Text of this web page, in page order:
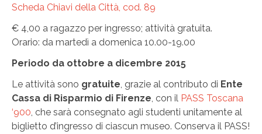
Scheda Chiavi della Città, cod. 89
€ 4,00 a ragazzo per ingresso; attività gratuita.
Orario: da martedì a domenica 10.00-19.00
Periodo da ottobre a dicembre 2015
Le attività sono gratuite, grazie al contributo di Ente
Cassa di Risparmio di Firenze, con il PASS Toscana
‘900, che sarà consegnato agli studenti unitamente al
biglietto d’ingresso di ciascun museo. Conserva il PASS!